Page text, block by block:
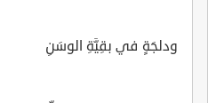
ودلجَةٍ في بقِيَّةِ الوسَنِ